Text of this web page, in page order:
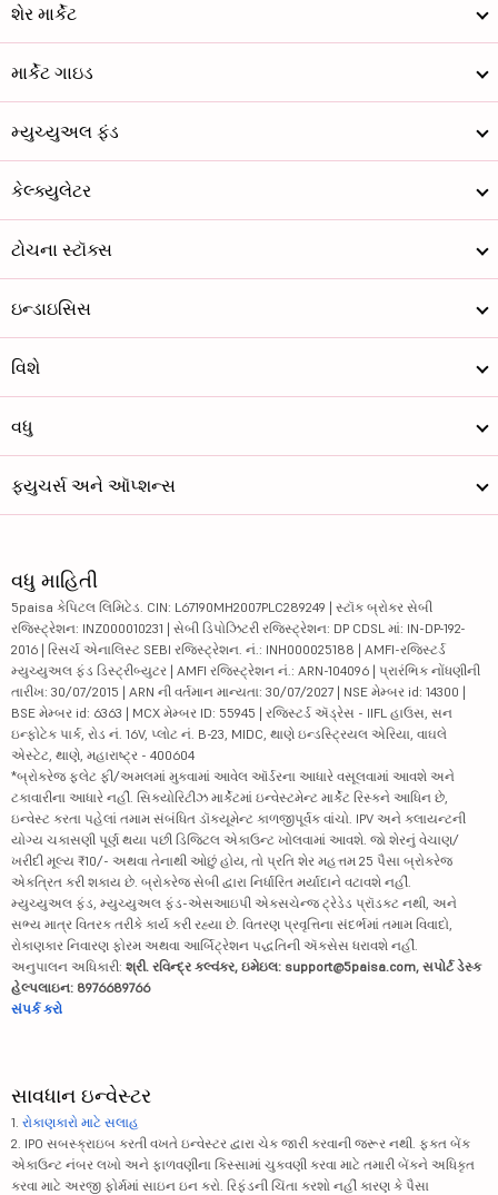
શેર માર્કેટ
માર્કેટ ગાઇડ
મ્યુચ્યુઅલ ફંડ
કેલ્ક્યુલેટર
ટોચના સ્ટૉક્સ
ઇન્ડાઇસિસ
વિશે
વધુ
ફ્યુચર્સ અને ઑપ્શન્સ
વધુ માહિતી
5paisa કેપિટલ લિમિટેડ. CIN: L67190MH2007PLC289249 | સ્ટૉક બ્રોકર સેબી
રજિસ્ટ્રેશન: INZ000010231 | સેબી ડિપોઝિટરી રજિસ્ટ્રેશન: DP CDSL માં: IN-DP-192-
2016 | રિસર્ચ એનાલિસ્ટ SEBI રજિસ્ટ્રેશન. નં.: INH000025188 | AMFI-રજિસ્ટર્ડ
મ્યુચ્યુઅલ ફંડ ડિસ્ટ્રીબ્યુટર | AMFI રજિસ્ટ્રેશન નં.: ARN-104096 | પ્રારંભિક નોંધણીની
તારીખ: 30/07/2015 | ARN ની વર્તમાન માન્યતા: 30/07/2027 | NSE મેમ્બર id: 14300 |
BSE મેમ્બર id: 6363 | MCX મેમ્બર ID: 55945 | રજિસ્ટર્ડ ઍડ્રેસ - IIFL હાઉસ, સન
ઇન્ફોટેક પાર્ક, રોડ નં. 16V, પ્લોટ નં. B-23, MIDC, થાણે ઇન્ડસ્ટ્રિયલ એરિયા, વાઘલે
એસ્ટેટ, થાણે, મહારાષ્ટ્ર - 400604
*બ્રોકરેજ ફ્લેટ ફી/અમલમાં મુકવામાં આવેલ ઑર્ડરના આધારે વસૂલવામાં આવશે અને
ટકાવારીના આધારે નહીં. સિક્યોરિટીઝ માર્કેટમાં ઇન્વેસ્ટમેન્ટ માર્કેટ રિસ્કને આધિન છે,
ઇન્વેસ્ટ કરતા પહેલાં તમામ સંબંધિત ડૉક્યૂમેન્ટ કાળજીપૂર્વક વાંચો. IPV અને ક્લાયન્ટની
યોગ્ય ચકાસણી પૂર્ણ થયા પછી ડિજિટલ એકાઉન્ટ ખોલવામાં આવશે. જો શેરનું વેચાણ/
ખરીદી મૂલ્ય ₹10/- અથવા તેનાથી ઓછું હોય, તો પ્રતિ શેર મહત્તમ 25 પૈસા બ્રોકરેજ
એકત્રિત કરી શકાય છે. બ્રોકરેજ સેબી દ્વારા નિર્ધારિત મર્યાદાને વટાવશે નહીં.
મ્યુચ્યુઅલ ફંડ, મ્યુચ્યુઅલ ફંડ-એસઆઇપી એક્સચેન્જ ટ્રેડેડ પ્રૉડક્ટ નથી, અને
સભ્ય માત્ર વિતરક તરીકે કાર્ય કરી રહ્યા છે. વિતરણ પ્રવૃત્તિના સંદર્ભમાં તમામ વિવાદો,
રોકાણકાર નિવારણ ફોરમ અથવા આર્બિટ્રેશન પદ્ધતિની ઍક્સેસ ધરાવશે નહીં.
અનુપાલન અધિકારી: શ્રી. રવિન્દ્ર કલ્વંકર, ઇમેઇલ: support@5paisa.com, સપોર્ટ ડેસ્ક
હેલ્પલાઇન: 8976689766
સંપર્ક કરો
સાવધાન ઇન્વેસ્ટર
1. રોકાણકારો માટે સલાહ
2. IPO સબસ્ક્રાઇબ કરતી વખતે ઇન્વેસ્ટર દ્વારા ચેક જારી કરવાની જરૂર નથી. ફક્ત બેંક
એકાઉન્ટ નંબર લખો અને ફાળવણીના કિસ્સામાં ચુકવણી કરવા માટે તમારી બેંકને અધિકૃત
કરવા માટે અરજી ફોર્મમાં સાઇન ઇન કરો. રિફંડની ચિંતા કરશો નહીં કારણ કે પૈસા